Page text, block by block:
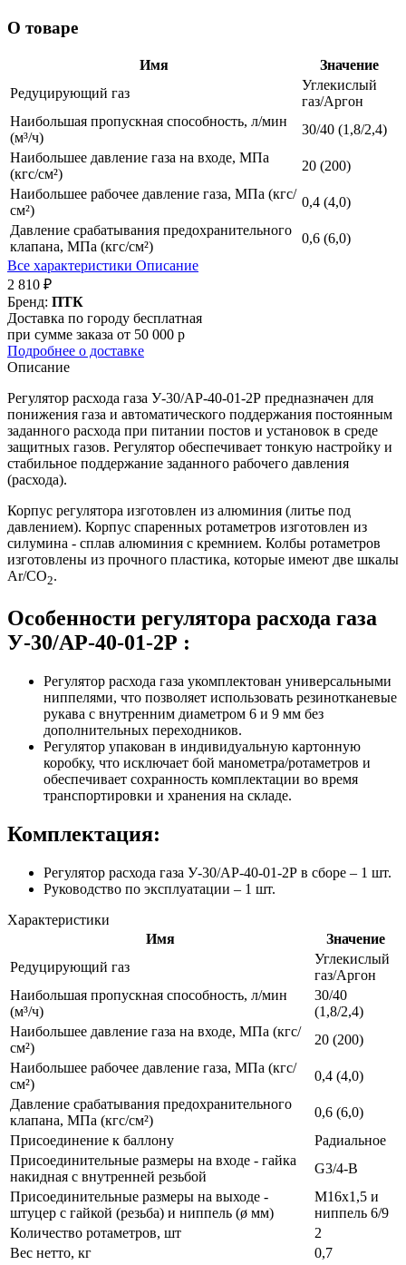
О товаре
Имя
Значение
Редуцирующий газ
Углекислый
газ/Аргон
Наибольшая пропускная способность, л/мин
(м³/ч)
30/40 (1,8/2,4)
Наибольшее давление газа на входе, МПа
(кгс/см²)
20 (200)
Наибольшее рабочее давление газа, МПа (кгс/
см²)
0,4 (4,0)
Давление срабатывания предохранительного
клапана, МПа (кгс/см²)
0,6 (6,0)
Все характеристики Описание
2 810 ₽
Бренд: ПТК
Доставка по городу бесплатная
при сумме заказа от 50 000 р
Подробнее о доставке
Описание
Регулятор расхода газа У-30/АР-40-01-2Р предназначен для
понижения газа и автоматического поддержания постоянным
заданного расхода при питании постов и установок в среде
защитных газов. Регулятор обеспечивает тонкую настройку и
стабильное поддержание заданного рабочего давления
(расхода).
Корпус регулятора изготовлен из алюминия (литье под
давлением). Корпус спаренных ротаметров изготовлен из
силумина - сплав алюминия с кремнием. Колбы ротаметров
изготовлены из прочного пластика, которые имеют две шкалы
Ar/CO2.
Особенности регулятора расхода газа
У-30/АР-40-01-2Р :
Регулятор расхода газа укомплектован универсальными
ниппелями, что позволяет использовать резинотканевые
рукава с внутренним диаметром 6 и 9 мм без
дополнительных переходников.
Регулятор упакован в индивидуальную картонную
коробку, что исключает бой манометра/ротаметров и
обеспечивает сохранность комплектации во время
транспортировки и хранения на складе.
Комплектация:
Регулятор расхода газа У-30/АР-40-01-2Р в сборе – 1 шт.
Руководство по эксплуатации – 1 шт.
Характеристики
Имя
Значение
Редуцирующий газ
Углекислый
газ/Аргон
Наибольшая пропускная способность, л/мин
(м³/ч)
30/40
(1,8/2,4)
Наибольшее давление газа на входе, МПа (кгс/
см²)
20 (200)
Наибольшее рабочее давление газа, МПа (кгс/
см²)
0,4 (4,0)
Давление срабатывания предохранительного
клапана, МПа (кгс/см²)
0,6 (6,0)
Присоединение к баллону
Радиальное
Присоединительные размеры на входе - гайка
накидная с внутренней резьбой
G3/4-B
Присоединительные размеры на выходе -
штуцер с гайкой (резьба) и ниппель (ø мм)
M16х1,5 и
ниппель 6/9
Количество ротаметров, шт
2
Вес нетто, кг
0,7